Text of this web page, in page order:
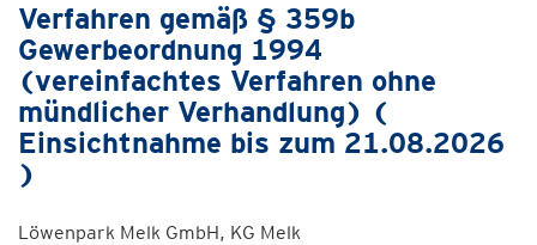
Verfahren gemäß § 359b
Gewerbeordnung 1994
(vereinfachtes Verfahren ohne
mündlicher Verhandlung) (
Einsichtnahme bis zum 21.08.2026
)
Löwenpark Melk GmbH, KG Melk